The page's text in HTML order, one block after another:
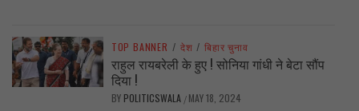
TOP BANNER / देश / बिहार चुनाव
राहुल रायबरेली के हुए ! सोनिया गांधी ने बेटा सौंप
दिया !
BY POLITICSWALA / MAY 18, 2024